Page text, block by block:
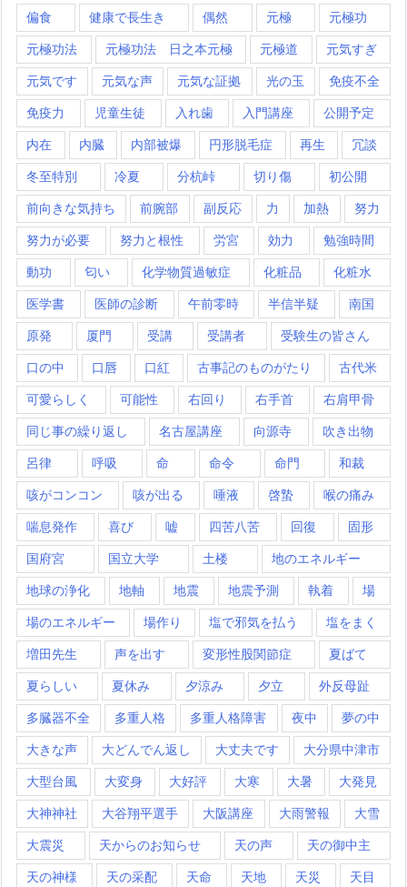
偏食 健康で長生き 偶然 元極 元極功
元極功法 元極功法 日之本元極 元極道 元気すぎ
元気です 元気な声 元気な証拠 光の玉 免疫不全
免疫力 児童生徒 入れ歯 入門講座 公開予定
内在 内臓 内部被爆 円形脱毛症 再生 冗談
冬至特別 冷夏 分杭峠 切り傷 初公開
前向きな気持ち 前腕部 副反応 力 加熱 努力
努力が必要 努力と根性 労宮 効力 勉強時間
動功 匂い 化学物質過敏症 化粧品 化粧水
医学書 医師の診断 午前零時 半信半疑 南国
原発 厦門 受講 受講者 受験生の皆さん
口の中 口唇 口紅 古事記のものがたり 古代米
可愛らしく 可能性 右回り 右手首 右肩甲骨
同じ事の繰り返し 名古屋講座 向源寺 吹き出物
呂律 呼吸 命 命令 命門 和裁
咳がコンコン 咳が出る 唾液 啓蟄 喉の痛み
喘息発作 喜び 嘘 四苦八苦 回復 固形
国府宮 国立大学 土楼 地のエネルギー
地球の浄化 地軸 地震 地震予測 執着 場
場のエネルギー 場作り 塩で邪気を払う 塩をまく
増田先生 声を出す 変形性股関節症 夏ばて
夏らしい 夏休み 夕涼み 夕立 外反母趾
多臓器不全 多重人格 多重人格障害 夜中 夢の中
大きな声 大どんでん返し 大丈夫です 大分県中津市
大型台風 大変身 大好評 大寒 大暑 大発見
大神神社 大谷翔平選手 大阪講座 大雨警報 大雪
大震災 天からのお知らせ 天の声 天の御中主
天の神様 天の采配 天命 天地 天災 天目